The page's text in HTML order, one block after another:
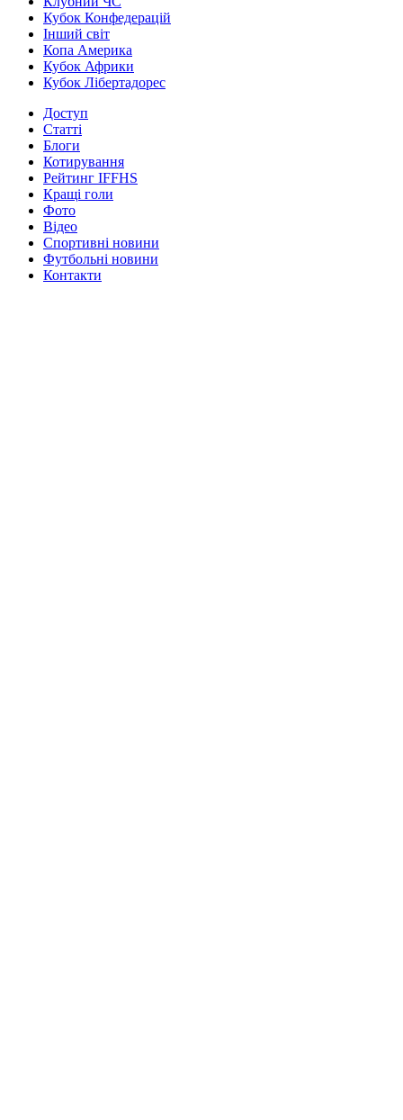
Кубок Конфедерацій
Інший світ
Копа Америка
Кубок Африки
Кубок Лібертадорес
Доступ
Статті
Блоги
Котирування
Рейтинг IFFHS
Кращі голи
Фото
Відео
Спортивні новини
Футбольні новини
Контакти